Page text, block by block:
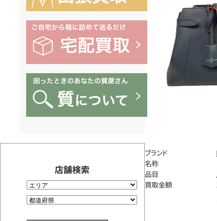
店舗検索
ブランド
名称
品目
買取金額